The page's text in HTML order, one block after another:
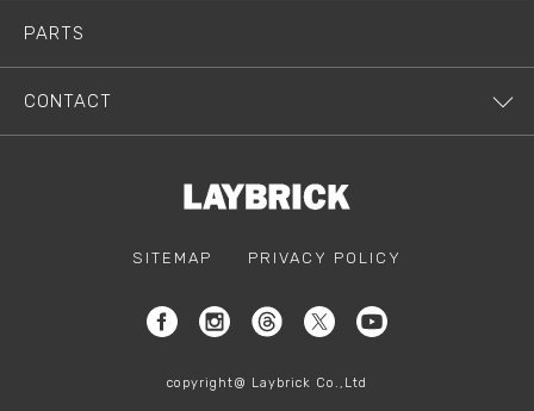
PARTS
CONTACT
SITEMAP PRIVACY POLICY
copyright@ Laybrick Co.,Ltd